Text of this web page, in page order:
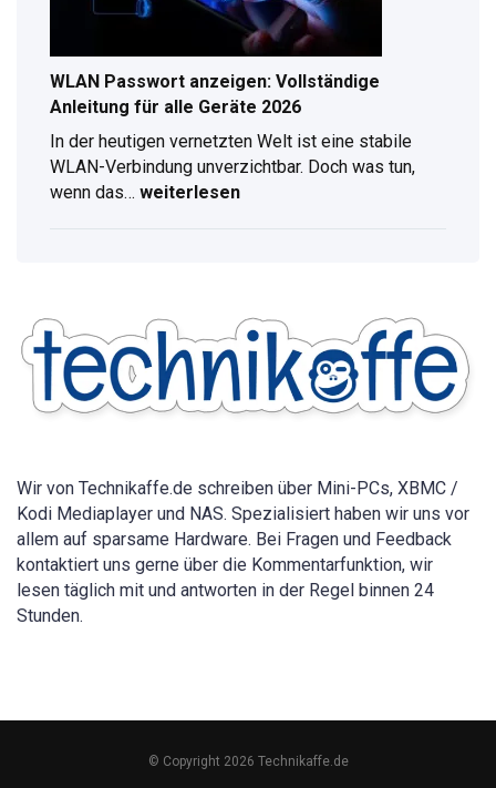
WLAN Passwort anzeigen: Vollständige
Anleitung für alle Geräte 2026
In der heutigen vernetzten Welt ist eine stabile
WLAN-Verbindung unverzichtbar. Doch was tun,
wenn das…
für
alle
Geräte
2026
weiterlesen
Wir von Technikaffe.de schreiben über Mini-PCs, XBMC /
Kodi Mediaplayer und NAS. Spezialisiert haben wir uns vor
allem auf sparsame Hardware. Bei Fragen und Feedback
kontaktiert uns gerne über die Kommentarfunktion, wir
lesen täglich mit und antworten in der Regel binnen 24
Stunden.
© Copyright 2026 Technikaffe.de